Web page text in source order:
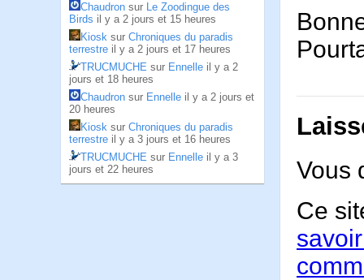
Chaudron sur Le Zoodingue des
Birds il y a 2 jours et 15 heures
Kiosk sur Chroniques du paradis
terrestre il y a 2 jours et 17 heures
TRUCMUCHE sur Ennelle il y a 2
jours et 18 heures
Chaudron sur Ennelle il y a 2 jours et
20 heures
Kiosk sur Chroniques du paradis
terrestre il y a 3 jours et 16 heures
TRUCMUCHE sur Ennelle il y a 3
jours et 22 heures
Vous
Ce